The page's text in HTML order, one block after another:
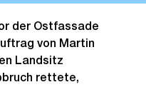
der Ostfassade
von Martin
Landsitz
rettete,